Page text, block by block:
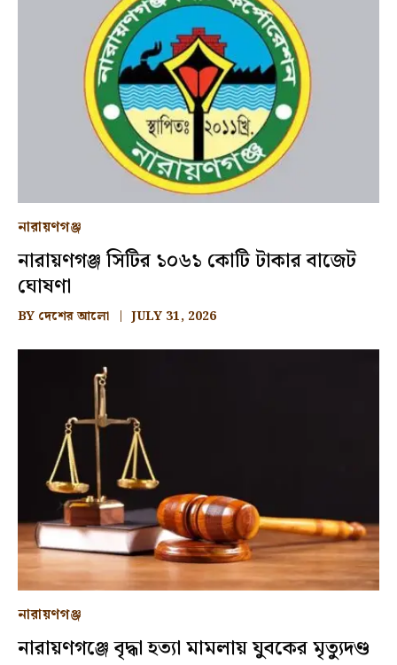
নারায়ণগঞ্জ
নারায়ণগঞ্জ সিটির ১০৬১ কোটি টাকার বাজেট
ঘোষণা
BY দেশের আলো JULY 31, 2026
নারায়ণগঞ্জ
নারায়ণগঞ্জে বৃদ্ধা হত্যা মামলায় যুবকের মৃত্যুদণ্ড